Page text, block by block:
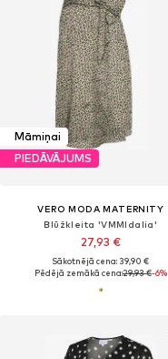
Māmiņai
PIEDĀVĀJUMS
VERO MODA MATERNITY
Blūžkleita 'VMMIdalia'
27,93 €
Sākotnējā cena: 39,90 €
Pēdējā zemākā cena:29,93 €-6%